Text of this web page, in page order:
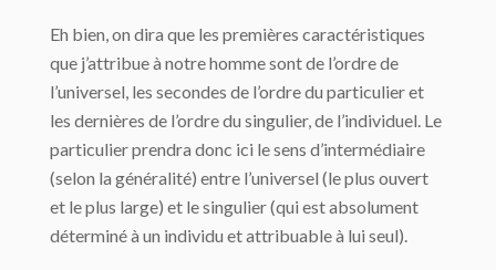
Eh bien, on dira que les premières caractéristiques
que j’attribue à notre homme sont de l’ordre de
l’universel, les secondes de l’ordre du particulier et
les dernières de l’ordre du singulier, de l’individuel. Le
particulier prendra donc ici le sens d’intermédiaire
(selon la généralité) entre l’universel (le plus ouvert
et le plus large) et le singulier (qui est absolument
déterminé à un individu et attribuable à lui seul).